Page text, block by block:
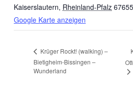
Kaiserslautern, Rheinland-Pfalz 67655
Google Karte anzeigen
Krüger Rockt! (walking) –
Bietigheim-Bissingen –
Wunderland